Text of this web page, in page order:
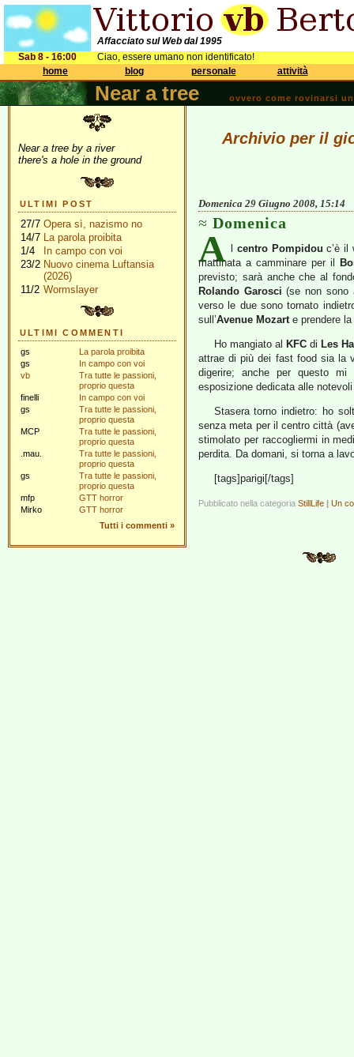
Affacciato sul Web dal 1995
Sab 8 - 16:00
Ciao, essere umano non identificato!
home
blog personale attività
Near a tree ovvero come rovinarsi
Near a tree by a river
there's a hole in the ground
ULTIMI POST
27/7 Opera sì, nazismo no
14/7 La parola proibita
1/4
In campo con voi
23/2 Nuovo cinema Luftansia
(2026)
11/2 Wormslayer
ULTIMI COMMENTI
gs
La parola proibita
gs
In campo con voi
vb
Tra tutte le passioni,
proprio questa
finelli
In campo con voi
gs
Tra tutte le passioni,
proprio questa
MCP
Tra tutte le passioni,
proprio questa
.mau.
Tra tutte le passioni,
proprio questa
gs
Tra tutte le passioni,
proprio questa
mfp
GTT horror
Mirko
GTT horror
Tutti i commenti »
Archivio per il
Domenica 29 Giugno 2008, 15:14
Domenica
A centro Pompidou c’è il
mattinata a camminare per il
previsto; sarà anche che al
Rolando Garosci (se non
verso le due sono tornato
sull’Avenue Mozarte prendere la
Ho mangiato al KFCdi Les
attrae di più dei fast food sia la
digerire; anche per questo
esposizione dedicata alle
Stasera torno indietro: ho
senza meta per il centro città
stimolato per raccogliermi in
perdita. Da domani, si torna a
[tags]parigi[/tags]
Pubblicato nella categoria StillLife | Un